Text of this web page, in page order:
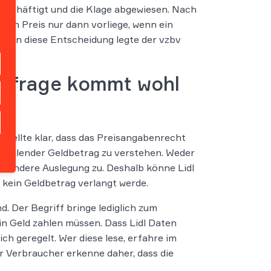
und die Klage abgewiesen. Nach
Preis nur dann vorliege, wenn ein
diese Entscheidung legte der vzbv
kommt wohl
klar, dass das Preisangabenrecht
Geldbetrag zu verstehen. Weder
Auslegung zu. Deshalb könne Lidl
Geldbetrag verlangt werde.
Der Begriff bringe lediglich zum
Geld zahlen müssen. Dass Lidl Daten
geregelt. Wer diese lese, erfahre im
erkenne daher, dass die